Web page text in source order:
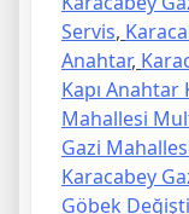
Servis,
Anahtar,
Kapı Anahtar
Mahallesi
Gazi
Karacabey
Göbek